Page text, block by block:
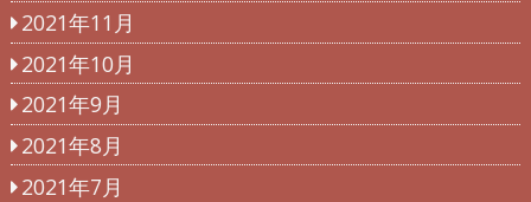
2021年11月
2021年10月
2021年9月
2021年8月
2021年7月